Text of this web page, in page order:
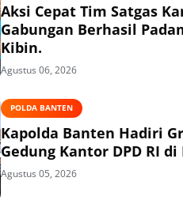
Aksi Cepat Tim Satgas
Gabungan Berhasil
Kibin.
Agustus 06, 2026
POLDA BANTEN
Kapolda Banten Hadiri
Gedung Kantor DPD RI
Agustus 05, 2026